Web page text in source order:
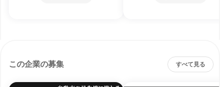
この企業の募集 すべて見る